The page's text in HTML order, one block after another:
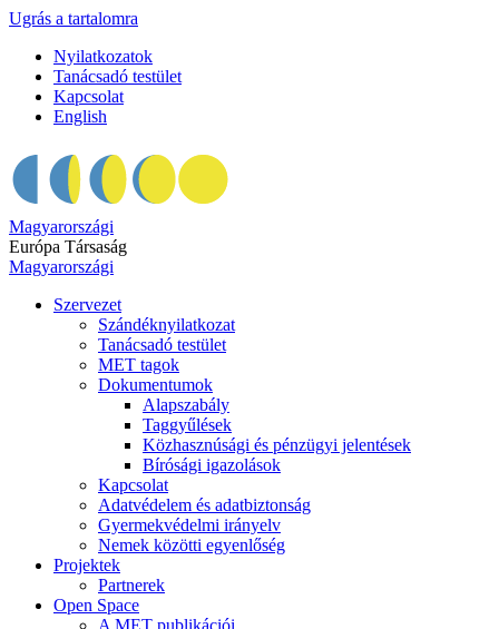
Ugrás a tartalomra
Nyilatkozatok
Tanácsadó testület
Kapcsolat
English
Magyarországi
Európa Társaság
Magyarországi
Szervezet
Szándéknyilatkozat
Tanácsadó testület
MET tagok
Dokumentumok
Alapszabály
Taggyűlések
Közhasznúsági és pénzügyi jelentések
Bírósági igazolások
Kapcsolat
Adatvédelem és adatbiztonság
Gyermekvédelmi irányelv
Nemek közötti egyenlőség
Projektek
Partnerek
Open Space
A MET publikációi